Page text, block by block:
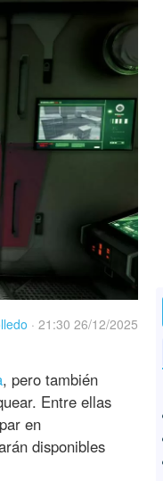
· 21:30 26/12/2025
, pero también
Entre ellas
en
disponibles